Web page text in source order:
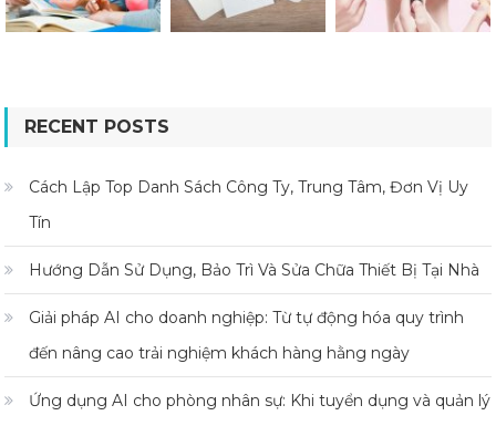
RECENT POSTS
Cách Lập Top Danh Sách Công Ty, Trung Tâm, Đơn Vị Uy
Tín
Hướng Dẫn Sử Dụng, Bảo Trì Và Sửa Chữa Thiết Bị Tại Nhà
Giải pháp AI cho doanh nghiệp: Từ tự động hóa quy trình
đến nâng cao trải nghiệm khách hàng hằng ngày
Ứng dụng AI cho phòng nhân sự: Khi tuyển dụng và quản lý